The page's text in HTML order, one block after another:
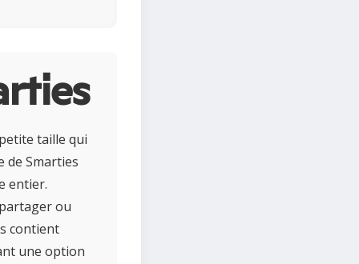
taille qui
de Smarties
entier.
ou
contient
une option